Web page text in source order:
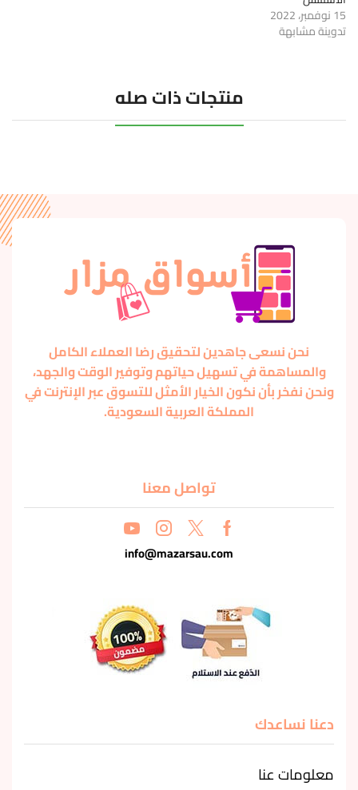
15 نوفمبر، 2022
تدوينة مشابهة
منتجات ذات صله
نحن نسعى جاهدين لتحقيق رضا العملاء الكامل
والمساهمة في تسهيل حياتهم وتوفير الوقت والجهد،
ونحن نفخر بأن نكون الخيار الأمثل للتسوق عبر الإنترنت في
المملكة العربية السعودية.
تواصل معنا
info@mazarsau.com
دعنا نساعدك
معلومات عنا